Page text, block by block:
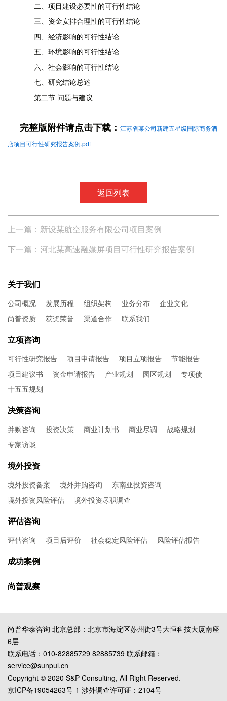
二、项目建设必要性的可行性结论
三、资金安排合理性的可行性结论
四、经济影响的可行性结论
五、环境影响的可行性结论
六、社会影响的可行性结论
七、研究结论总述
第二节 问题与建议
完整版附件请点击下载： 江苏省某公司新建五星级国际商务酒
店项目可行性研究报告案例.pdf
返回列表
上一篇：新设某航空服务有限公司项目案例
下一篇：河北某高速融媒屏项目可行性研究报告案例
关于我们
公司概况 发展历程 组织架构 业务分布
企业文化
尚普资质
获奖荣誉 渠道合作 联系我们
立项咨询
可行性研究报告 项目申请报告 项目立项报告
节能报告
项目建议书
资金申请报告 产业规划 园区规划
专项债
十五五规划
决策咨询
并购咨询 投资决策 商业计划书 商业尽调
战略规划
专家访谈
境外投资
境外投资备案 境外并购咨询
东南亚投资咨询
境外投资风险评估
境外投资尽职调查
评估咨询
评估咨询 项目后评价 社会稳定风险评估 风险评估报告
成功案例
尚普观察
尚普华泰咨询 北京总部：北京市海淀区苏州街3号大恒科技大厦南座
6层
联系电话：010-82885729 82885739 联系邮箱：
service@sunpul.cn
Copyright © 2020 S&P Consulting, All Right Reserved.
京ICP备19054263号-1 涉外调查许可证：2104号